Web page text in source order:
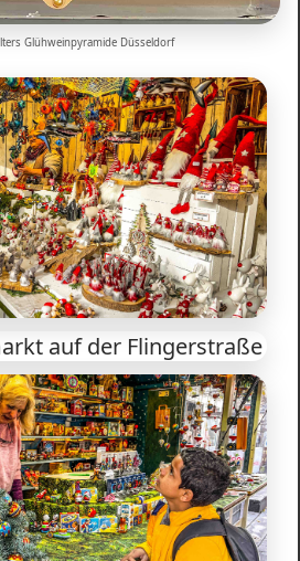
Glühweinpyramide Düsseldorf